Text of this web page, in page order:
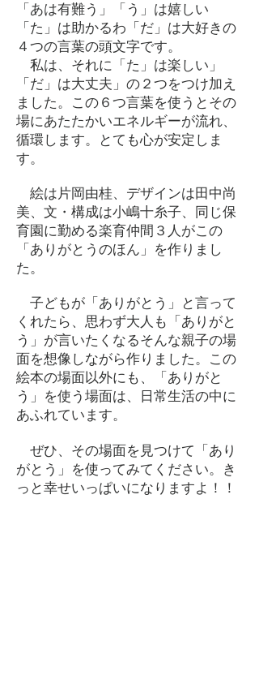
「あは有難う」「う」は嬉しい
「た」は助かるわ「だ」は大好きの
４つの言葉の頭文字です。
私は、それに「た」は楽しい」
「だ」は大丈夫」の２つをつけ加え
ました。この６つ言葉を使うとその
場にあたたかいエネルギーが流れ、
循環します。とても心が安定しま
す。
絵は片岡由桂、デザインは田中尚
美、文・構成は小嶋十糸子、同じ保
育園に勤める楽育仲間３人がこの
「ありがとうのほん」を作りまし
た。
子どもが「ありがとう」と言って
くれたら、思わず大人も「ありがと
う」が言いたくなるそんな親子の場
面を想像しながら作りました。この
絵本の場面以外にも、「ありがと
う」を使う場面は、日常生活の中に
あふれています。
ぜひ、その場面を見つけて「あり
がとう」を使ってみてください。き
っと幸せいっぱいになりますよ！！